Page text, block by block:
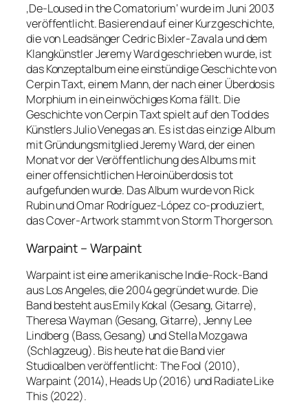
‚De-Loused in the Comatorium‘ wurde im Juni 2003
veröffentlicht. Basierend auf einer Kurzgeschichte,
die von Leadsänger Cedric Bixler-Zavala und dem
Klangkünstler Jeremy Ward geschrieben wurde, ist
das Konzeptalbum eine einstündige Geschichte von
Cerpin Taxt, einem Mann, der nach einer Überdosis
Morphium in ein einwöchiges Koma fällt. Die
Geschichte von Cerpin Taxt spielt auf den Tod des
Künstlers Julio Venegas an. Es ist das einzige Album
mit Gründungsmitglied Jeremy Ward, der einen
Monat vor der Veröffentlichung des Albums mit
einer offensichtlichen Heroinüberdosis tot
aufgefunden wurde. Das Album wurde von Rick
Rubin und Omar Rodríguez-López co-produziert,
das Cover-Artwork stammt von Storm Thorgerson.
Warpaint – Warpaint
Warpaint ist eine amerikanische Indie-Rock-Band
aus Los Angeles, die 2004 gegründet wurde. Die
Band besteht aus Emily Kokal (Gesang, Gitarre),
Theresa Wayman (Gesang, Gitarre), Jenny Lee
Lindberg (Bass, Gesang) und Stella Mozgawa
(Schlagzeug). Bis heute hat die Band vier
Studioalben veröffentlicht: The Fool (2010),
Warpaint (2014), Heads Up (2016) und Radiate Like
This (2022).